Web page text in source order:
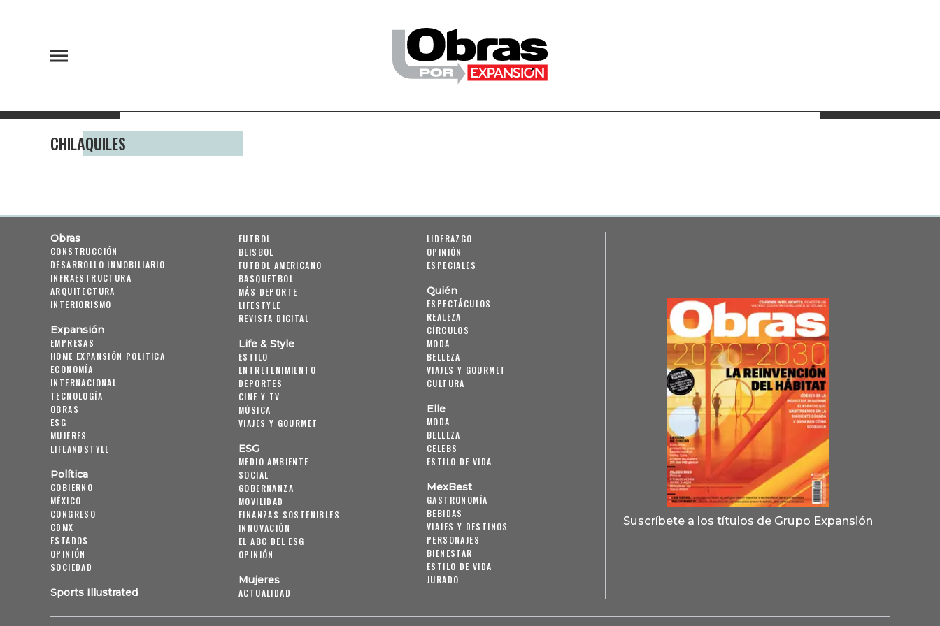
CHILAQUILES
Obras
CONSTRUCCIÓN
DESARROLLO INMOBILIARIO
INFRAESTRUCTURA
ARQUITECTURA
INTERIORISMO
Expansión
EMPRESAS
HOME EXPANSIÓN POLITICA
ECONOMÍA
INTERNACIONAL
TECNOLOGÍA
OBRAS
ESG
MUJERES
LIFEANDSTYLE
Política
GOBIERNO
MÉXICO
CONGRESO
CDMX
ESTADOS
OPINIÓN
SOCIEDAD
Sports Illustrated
FUTBOL
BEISBOL
FUTBOL AMERICANO
BASQUETBOL
MÁS DEPORTE
LIFESTYLE
REVISTA DIGITAL
Life & Style
ESTILO
ENTRETENIMIENTO
DEPORTES
CINE Y TV
MÚSICA
VIAJES Y GOURMET
ESG
MEDIO AMBIENTE
SOCIAL
GOBERNANZA
MOVILIDAD
FINANZAS SOSTENIBLES
INNOVACIÓN
EL ABC DEL ESG
OPINIÓN
Mujeres
ACTUALIDAD
LIDERAZGO
OPINIÓN
ESPECIALES
Quién
ESPECTÁCULOS
REALEZA
CÍRCULOS
MODA
BELLEZA
VIAJES Y GOURMET
CULTURA
Elle
MODA
BELLEZA
CELEBS
ESTILO DE VIDA
MexBest
GASTRONOMÍA
BEBIDAS
VIAJES Y DESTINOS
PERSONAJES
BIENESTAR
ESTILO DE VIDA
JURADO
Suscríbete a los títulos de Grupo Expansión